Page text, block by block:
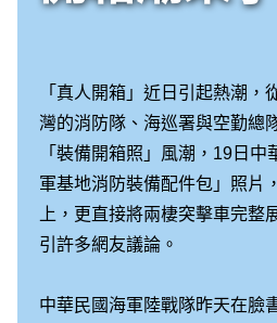
「真人開箱」近日引起熱潮，
灣的消防隊、海巡署與空勤總
「裝備開箱照」風潮，19日
軍基地消防裝備配件包」照片
上，更直接將兩棲突擊車完整
引許多網友議論。
中華民國海軍陸戰隊昨天在臉